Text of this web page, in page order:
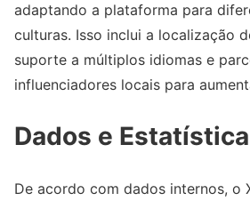
adaptando a plataforma para
culturas. Isso inclui a localização
suporte a múltiplos idiomas e
influenciadores locais para
Dados e
De acordo com dados internos, o